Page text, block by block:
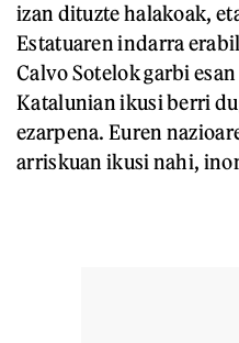
izan dituzte halakoak,
Estatuaren indarra
Calvo Sotelok garbi
Katalunian ikusi berri
ezarpena. Euren
arriskuan ikusi nahi,